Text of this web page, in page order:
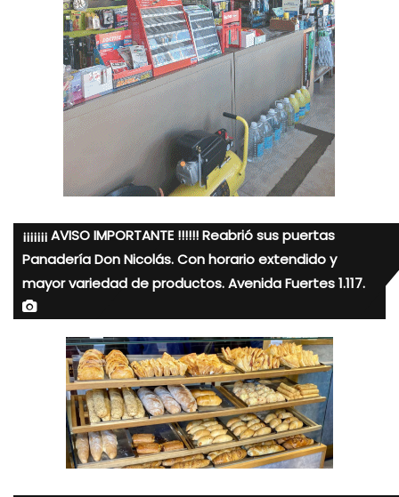
¡¡¡¡¡¡¡ AVISO IMPORTANTE !!!!!! Reabrió sus puertas
Panadería Don Nicolás. Con horario extendido y
mayor variedad de productos. Avenida Fuertes 1.117.